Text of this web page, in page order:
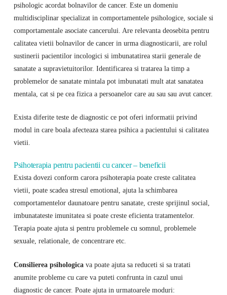
psihologic acordat bolnavilor de cancer. Este un domeniu
multidisciplinar specializat in comportamentele psihologice, sociale si
comportamentale asociate cancerului. Are relevanta deosebita pentru
calitatea vietii bolnavilor de cancer in urma diagnosticarii, are rolul
sustinerii pacientilor incologici si imbunatatirea starii generale de
sanatate a supravietuitorilor. Identificarea si tratarea la timp a
problemelor de sanatate mintala pot imbunatati mult atat sanatatea
mentala, cat si pe cea fizica a persoanelor care au sau sau avut cancer.
Exista diferite teste de diagnostic ce pot oferi informatii privind
modul in care boala afecteaza starea psihica a pacientului si calitatea
vietii.
Psihoterapia pentru pacientii cu cancer – beneficii
Exista dovezi conform carora psihoterapia poate creste calitatea
vietii, poate scadea stresul emotional, ajuta la schimbarea
comportamentelor daunatoare pentru sanatate, creste sprijinul social,
imbunatateste imunitatea si poate creste eficienta tratamentelor.
Terapia poate ajuta si pentru problemele cu somnul, problemele
sexuale, relationale, de concentrare etc.
Consilierea psihologicava poate ajuta sa reduceti si sa tratati
anumite probleme cu care va puteti confrunta in cazul unui
diagnostic de cancer. Poate ajuta in urmatoarele moduri: